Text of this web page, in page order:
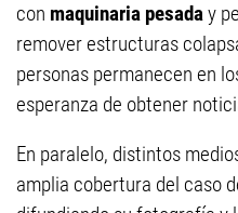
con maquinaria pesaday
remover estructuras
personas permanecen en
esperanza de obtener
En paralelo, distintos
amplia cobertura del caso